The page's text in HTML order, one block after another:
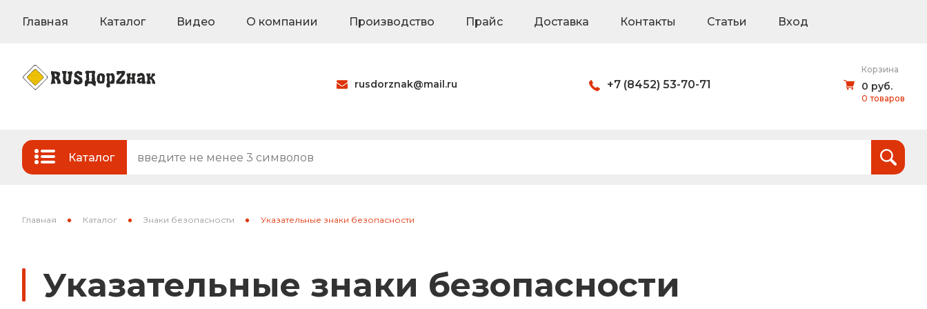
Главная Каталог Видео О компании Производство Прайс Доставка Контакты Статьи Вход
rusdorznak@mail.ru +7 (8452) 53-70-71
Корзина
0 руб.
0 товаров
руб.
Каталог
Стандартные и временные дорожные знаки
Знаки на флуоресцентном фоне
Знаки вертикальной разметки Светодиодные дорожные знаки
Главная Каталог Знаки безопасности Указательные знаки безопасности
Указательные знаки безопасности